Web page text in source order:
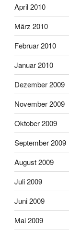
April 2010
März 2010
Februar 2010
Januar 2010
Dezember 2009
November 2009
Oktober 2009
September 2009
August 2009
Juli 2009
Juni 2009
Mai 2009